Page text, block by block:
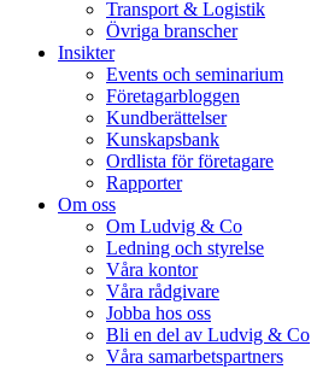
Transport & Logistik
Övriga branscher
Insikter
Events och seminarium
Företagarbloggen
Kundberättelser
Kunskapsbank
Ordlista för företagare
Rapporter
Om oss
Om Ludvig & Co
Ledning och styrelse
Våra kontor
Våra rådgivare
Jobba hos oss
Bli en del av Ludvig & Co
Våra samarbetspartners